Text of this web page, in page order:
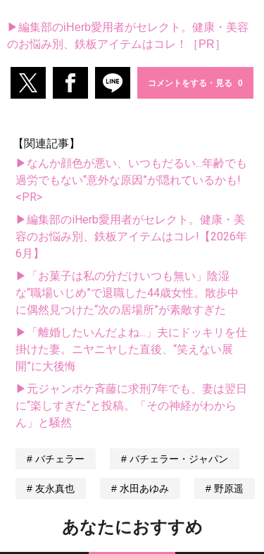
▶編集部のiHerb愛用者がセレクト。健康・美容
のお悩み別、鉄板アイテムはコレ！［PR］
コメントをする・見る
【関連記事】
▶なんか顔色が悪い、いつもだるい...年齢でも
過労でもない“意外な原因”が隠れているかも!
<PR>
▶編集部のiHerb愛用者がセレクト。健康・美
容のお悩み別、鉄板アイテムはコレ!【2026年
6月】
▶「お菓子は私の分だけいつも無い」陰湿
な“職場いじめ”で退職した44歳女性。散歩中
に偶然見つけた“次の居場所”が素敵すぎた
▶「離婚したいんだよね...」夫にドッキリを仕
掛けた妻。ニヤニヤした直後、“笑えない展
開”に大後悔
▶元ジャンポケ斉藤に求刑7年でも、妻は翌日
に“楽しすぎた“と投稿。「その神経がわから
ん」と騒然
バチェラー バチェラー・ジャパン
友永真也 水田あゆみ 野原遥
あなたにおすすめ